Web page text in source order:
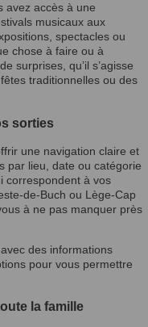
avez accès à une
musicaux aux
spectacles ou
chose à faire ou à
surprises, qu’il s’agisse
traditionnelles ou des
sorties
une navigation claire et
par lieu, date ou catégorie
correspondent à vos
de-Buch ou Lège-Cap
à ne pas manquer près
des informations
pour vous permettre
la famille